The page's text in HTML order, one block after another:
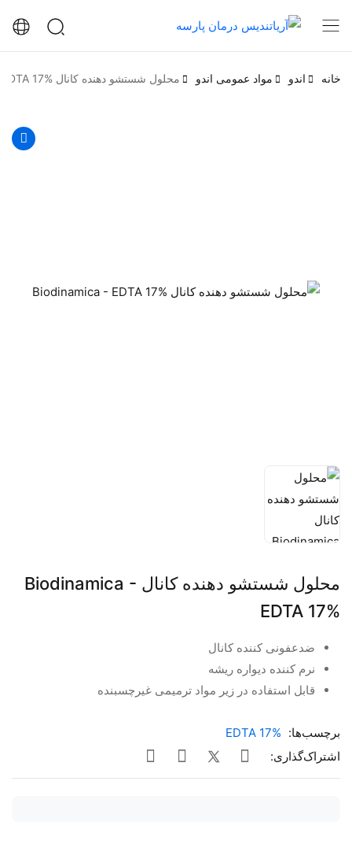
خانه اندو مواد عمومی اندو محلول شستشو دهنده کانال Biodinamica - EDTA 17%
محلول شستشو دهنده کانال Biodinamica -
EDTA 17%
ضدعفونی کننده کانال
نرم کننده دیواره ریشه
قابل استفاده در زیر مواد ترمیمی غیرچسبنده
برچسب‌ها: EDTA 17%
اشتراک‌گذاری: